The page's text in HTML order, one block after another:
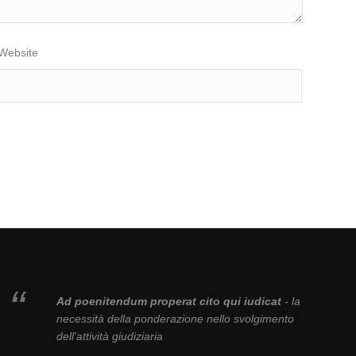
Ad poenitendum properat cito qui iudicat- la
necessità della ponderazione nello svolgimento
dell'attività giudiziaria